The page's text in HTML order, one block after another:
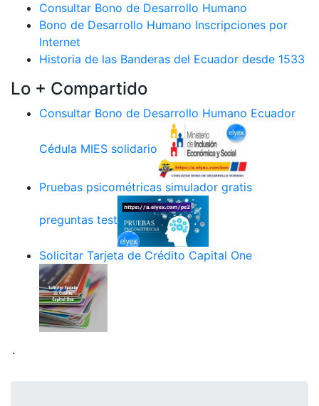
Consultar Bono de Desarrollo Humano
Bono de Desarrollo Humano Inscripciones por
Internet
Historia de las Banderas del Ecuador desde 1533
Lo + Compartido
Consultar Bono de Desarrollo Humano Ecuador
Cédula MIES solidario
Pruebas psicométricas simulador gratis
preguntas test
Solicitar Tarjeta de Crédito Capital One
.